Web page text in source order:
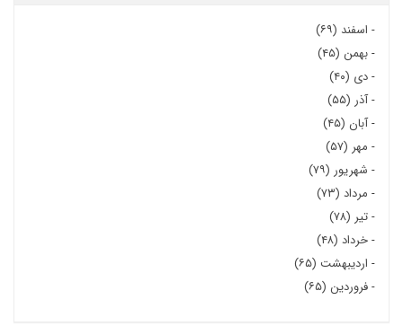
- اسفند (۶۹)
-بهمن (۴۵)
-دی (۴۰)
-آذر (۵۵)
-آبان (۴۵)
- مهر (۵۷)
- شهریور (۷۹)
- مرداد (۷۳)
-تیر (۷۸)
-خرداد (۴۸)
- اردیبهشت (۶۵)
-فروردین (۶۵)